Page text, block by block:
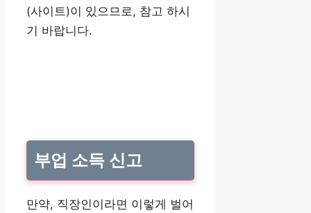
(사이트)이 있으므로, 참고 하시
기 바랍니다.
부업 소득 신고
만약, 직장인이라면 이렇게 벌어